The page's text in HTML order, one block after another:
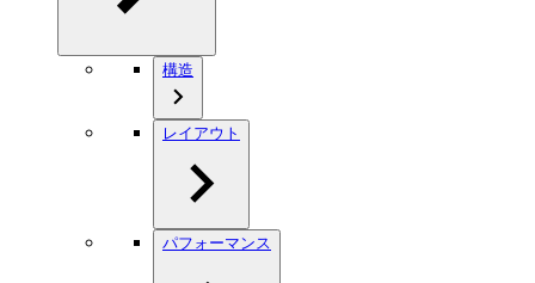
構造
レイアウト
パフォーマンス